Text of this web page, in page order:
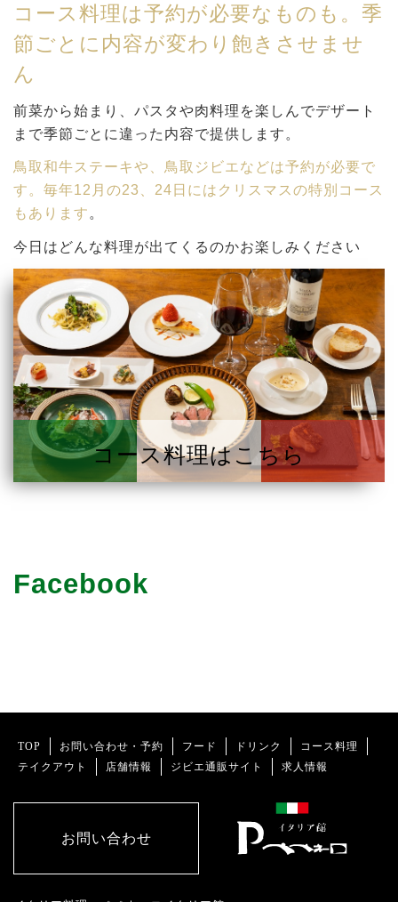
コース料理は予約が必要なものも。季
節ごとに内容が変わり飽きさせませ
ん
前菜から始まり、パスタや肉料理を楽しんでデザート
まで季節ごとに違った内容で提供します。
鳥取和牛ステーキや、鳥取ジビエなどは予約が必要で
す。毎年12月の23、24日にはクリスマスの特別コース
もあります 。
今日はどんな料理が出てくるのかお楽しみください
コース料理はこちら
Facebook
TOP お問い合わせ・予約 フード ドリンク
コース料理
テイクアウト
店舗情報 ジビエ通販サイト 求人情報
お問い合わせ